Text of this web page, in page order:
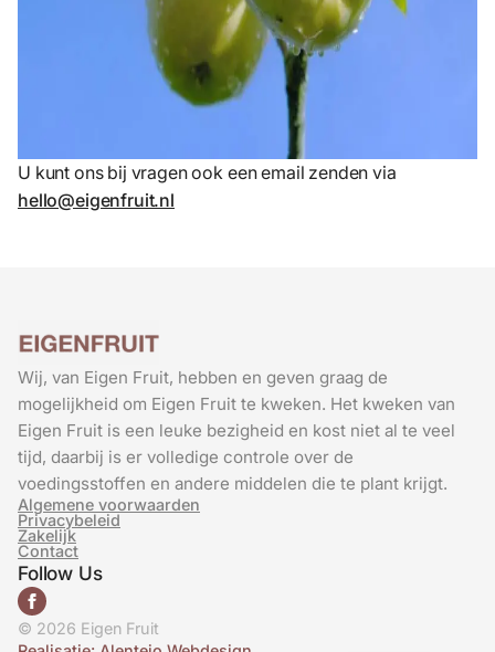
U kunt ons bij vragen ook een email zenden via
hello@eigenfruit.nl
Wij, van Eigen Fruit, hebben en geven graag de
mogelijkheid om Eigen Fruit te kweken. Het kweken van
Eigen Fruit is een leuke bezigheid en kost niet al te veel
tijd, daarbij is er volledige controle over de
voedingsstoffen en andere middelen die te plant krijgt.
Algemene voorwaarden
Privacybeleid
Zakelijk
Contact
Follow Us
© 2026 Eigen Fruit